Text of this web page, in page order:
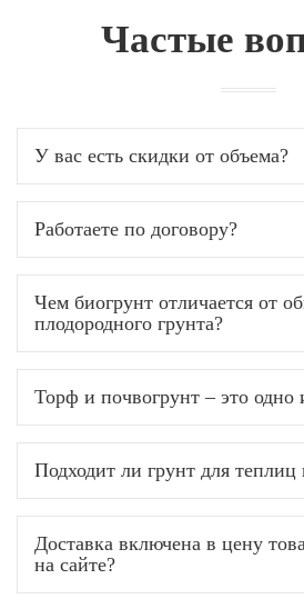
Частые
У вас есть скидки от объема?
Работаете по договору?
Чем биогрунт отличается от
плодородного грунта?
Торф и почвогрунт – это одно
Подходит ли грунт для теплиц
Доставка включена в цену
на сайте?